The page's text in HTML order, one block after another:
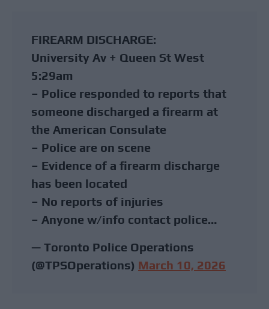
FIREARM DISCHARGE:
University Av + Queen St West
5:29am
– Police responded to reports that
someone discharged a firearm at
the American Consulate
– Police are on scene
– Evidence of a firearm discharge
has been located
– No reports of injuries
– Anyone w/info contact police…
— Toronto Police Operations
(@TPSOperations) March 10, 2026